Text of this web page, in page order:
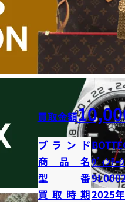
買取金額
ブランド
商品名ｳﾞｨﾝﾃｰ
型番
買取時期2025